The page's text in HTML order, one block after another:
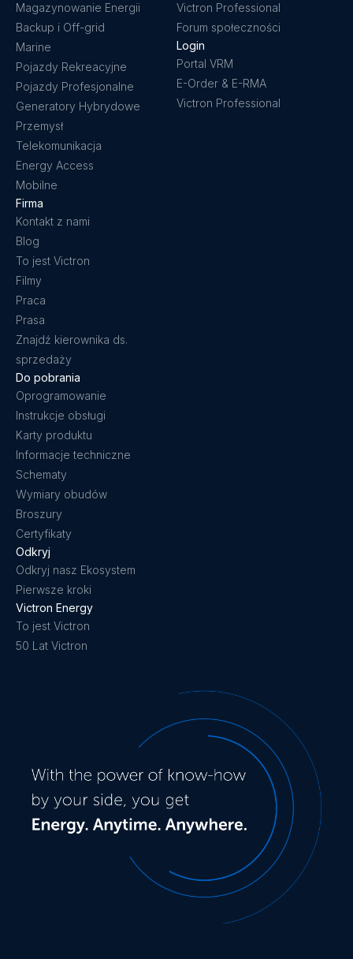
Odkryj
Odkryj nasz Ekosystem
Pierwsze kroki
Victron Energy
To jest Victron
50 Lat Victron
Do pobrania
Oprogramowanie
Instrukcje obsługi
Karty produktu
Informacje techniczne
Schematy
Wymiary obudów
Broszury
Certyfikaty
Magazynowanie Energii
Backup i Off-grid
Marine
Pojazdy Rekreacyjne
Pojazdy Profesjonalne
Generatory Hybrydowe
Przemysł
Telekomunikacja
Energy Access
Mobilne
Firma
Kontakt z nami
Blog
To jest Victron
Filmy
Praca
Prasa
Znajdź kierownika ds.
sprzedaży
Victron Professional
Forum społeczności
Login
Portal VRM
E-Order & E-RMA
Victron Professional